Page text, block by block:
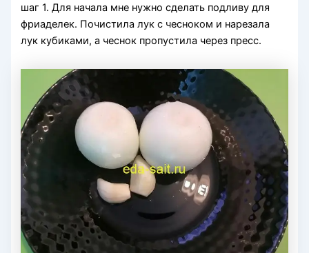
шаг 1. Для начала мне нужно сделать подливу для
фриаделек. Почистила лук с чесноком и нарезала
лук кубиками, а чеснок пропустила через пресс.